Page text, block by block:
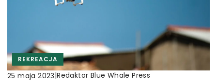
REKREACJA
25 maja 2023|Redaktor Blue Whale Press